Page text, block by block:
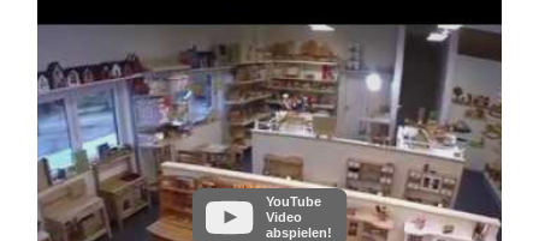
YouTube
Video
abspielen!